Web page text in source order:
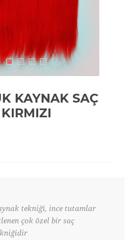
KAYNAK SAÇ
KIRMIZI
tekniği, ince tutamlar
çok özel bir saç